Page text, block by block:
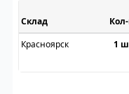
Склад
Красноярск
1